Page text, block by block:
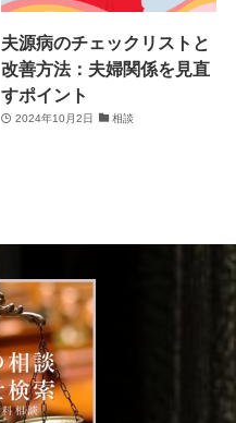
夫源病のチェックリストと
改善方法：夫婦関係を見直
すポイント
2024年10月2日 相談